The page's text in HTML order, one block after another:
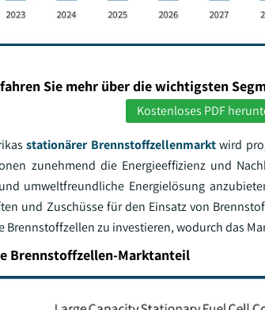
Sie mehr über die wichtigsten
Kostenloses PDF
stationärer Brennstoffzellenmarktwird
zunehmend die Energieeffizienz und
umweltfreundliche Energielösung
und Zuschüsse für den Einsatz von
Brennstoffzellen zu investieren, wodurch das
Brennstoffzellen-Marktanteil